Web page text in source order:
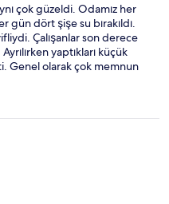
çok güzeldi. Odamız her
gün dört şişe su bırakıldı.
Çalışanlar son derece
yaptıkları küçük
Genel olarak çok memnun
Gelecek misafirlere gönül